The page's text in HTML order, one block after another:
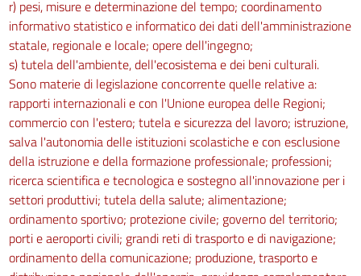
r) pesi, misure e determinazione del tempo; coordinamento
informativo statistico e informatico dei dati dell'amministrazione
statale, regionale e locale; opere dell'ingegno;
s) tutela dell'ambiente, dell'ecosistema e dei beni culturali.
Sono materie di legislazione concorrente quelle relative a:
rapporti internazionali e con l'Unione europea delle Regioni;
commercio con l'estero; tutela e sicurezza del lavoro; istruzione,
salva l'autonomia delle istituzioni scolastiche e con esclusione
della istruzione e della formazione professionale; professioni;
ricerca scientifica e tecnologica e sostegno all'innovazione per i
settori produttivi; tutela della salute; alimentazione;
ordinamento sportivo; protezione civile; governo del territorio;
porti e aeroporti civili; grandi reti di trasporto e di navigazione;
ordinamento della comunicazione; produzione, trasporto e